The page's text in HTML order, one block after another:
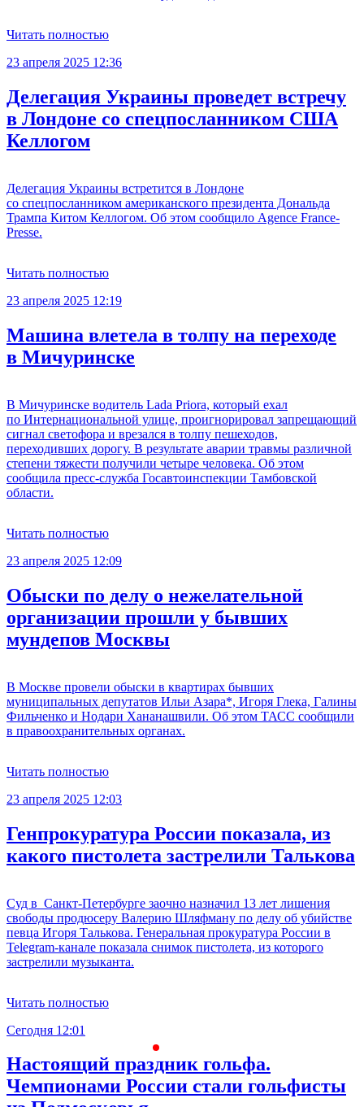
Читать полностью
23 апреля 2025 12:36
Делегация Украины проведет встречу
в Лондоне со спецпосланником США
Келлогом
Делегация Украины встретится в Лондоне
со спецпосланником американского президента Дональда
Трампа Китом Келлогом. Об этом сообщило Agence France-
Presse.
Читать полностью
23 апреля 2025 12:19
Машина влетела в толпу на переходе
в Мичуринске
В Мичуринске водитель Lada Priora, который ехал
по Интернациональной улице, проигнорировал запрещающий
сигнал светофора и врезался в толпу пешеходов,
переходивших дорогу. В результате аварии травмы различной
степени тяжести получили четыре человека. Об этом
сообщила пресс-служба Госавтоинспекции Тамбовской
области.
Читать полностью
23 апреля 2025 12:09
Обыски по делу о нежелательной
организации прошли у бывших
мундепов Москвы
В Москве провели обыски в квартирах бывших
муниципальных депутатов Ильи Азара*, Игоря Глека, Галины
Фильченко и Нодари Хананашвили. Об этом ТАСС сообщили
в правоохранительных органах.
Читать полностью
23 апреля 2025 12:03
Генпрокуратура России показала, из
какого пистолета застрелили Талькова
Суд в Санкт-Петербурге заочно назначил 13 лет лишения
свободы продюсеру Валерию Шляфману по делу об убийстве
певца Игоря Талькова. Генеральная прокуратура России в
Telegram-канале показала снимок пистолета, из которого
застрелили музыканта.
Читать полностью
Сегодня 12:01
Настоящий праздник гольфа.
Чемпионами России стали гольфисты